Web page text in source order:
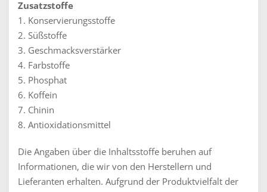
Zusatzstoffe
1. Konservierungsstoffe
2. Süßstoffe
3. Geschmacksverstärker
4. Farbstoffe
5. Phosphat
6. Koffein
7. Chinin
8. Antioxidationsmittel
Die Angaben über die Inhaltsstoffe beruhen auf
Informationen, die wir von den Herstellern und
Lieferanten erhalten. Aufgrund der Produktvielfalt der